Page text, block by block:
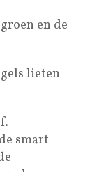
en de
lieten
smart